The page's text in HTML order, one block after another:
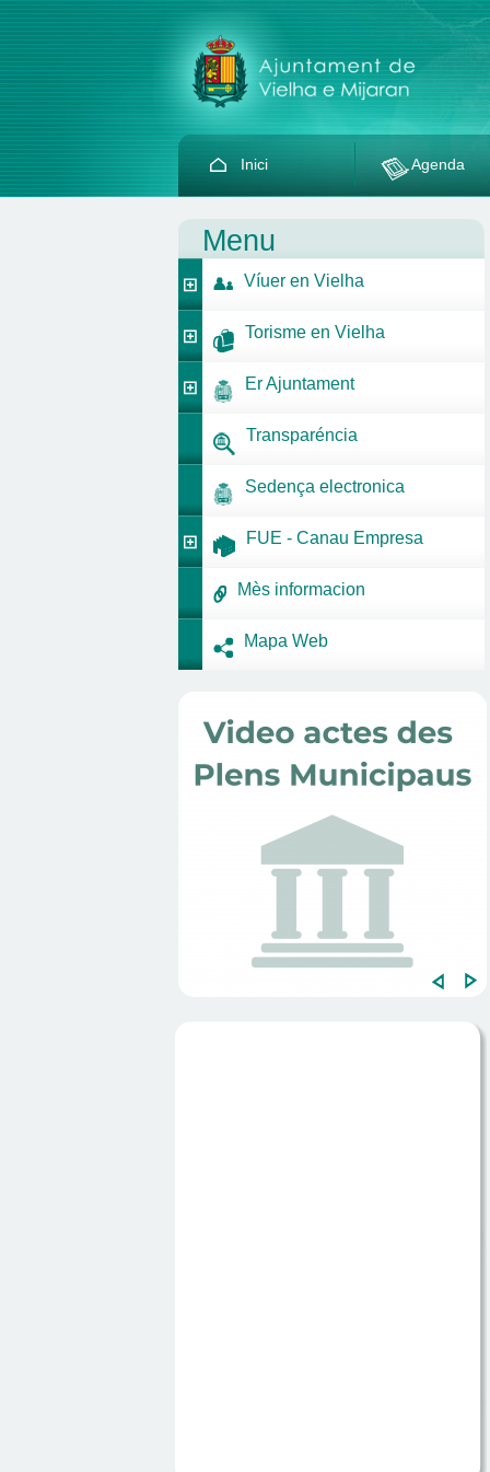
Inici Agenda
Menu
Víuer en Vielha
Torisme en Vielha
Er Ajuntament
Transparéncia
Sedença electronica
FUE - Canau Empresa
Mès informacion
Mapa Web